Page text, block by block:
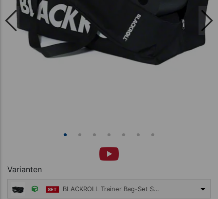
Varianten
SET BLACKROLL Trainer Bag-Set Standard, 11-tlg.